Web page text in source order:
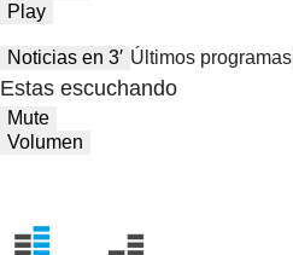
Play
Noticias en 3′ Últimos programas
Estas escuchando
Mute
Volumen